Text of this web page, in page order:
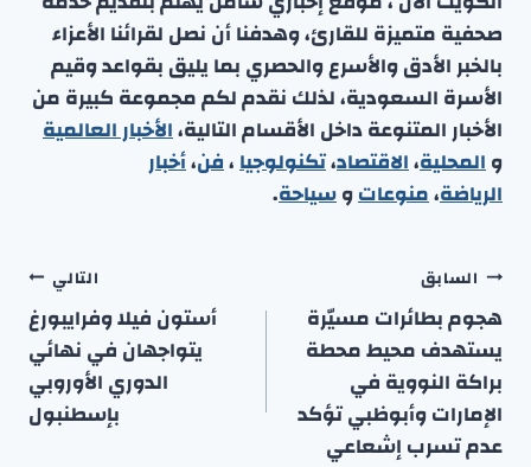
صحفية متميزة للقارئ، وهدفنا أن نصل لقرائنا الأعزاء
بالخبر الأدق والأسرع والحصري بما يليق بقواعد وقيم
الأسرة السعودية، لذلك نقدم لكم مجموعة كبيرة من
الأخبار المتنوعة داخل الأقسام التالية،الأخبار العالمية
والمحلية،الاقتصاد،تكنولوجيا،فن،أخبار
الرياضة،منوعاتوسياحة.
تصفّح
المقالات
السابق
هجوم بطائرات مسيّرة
يستهدف محيط محطة
براكة النووية في
الإمارات وأبوظبي تؤكد
عدم تسرب إشعاعي
التالي
أستون فيلا وفرايبورغ
يتواجهان في نهائي
الدوري الأوروبي
بإسطنبول